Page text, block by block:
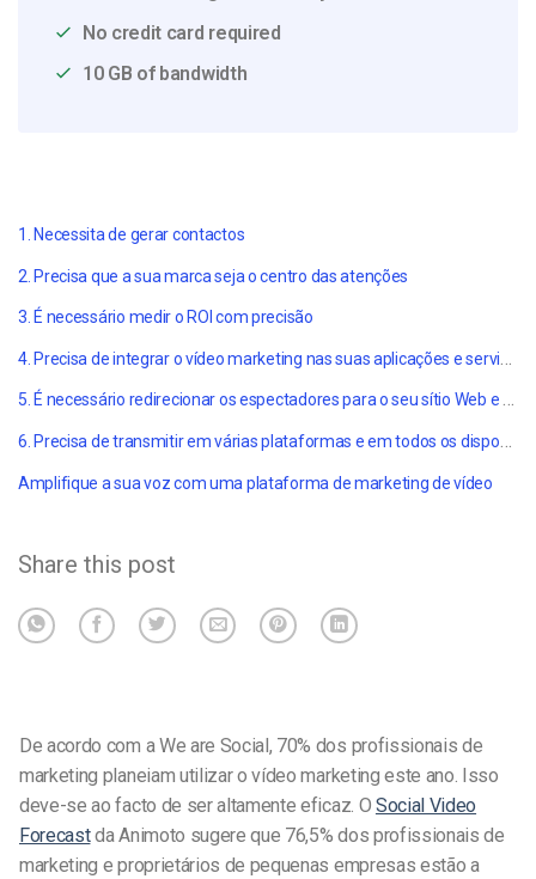
No credit card required
10 GB of bandwidth
1. Necessita de gerar contactos
2. Precisa que a sua marca seja o centro das atenções
3. É necessário medir o ROIcom precisão
5. É necessário redirecionar os espectadores para o seu sítio Web e maximizar a SEO
6. Precisa de transmitir em várias plataformas e em todos os dispositivos
Amplifique a sua voz com uma plataforma de marketing de vídeo
Share this post
De acordo com a We are Social, 70% dos profissionais de
marketing planeiam utilizar o vídeo marketing este ano. Isso
deve-se ao facto de ser altamente eficaz. O Social Video
Forecastda Animoto sugere que 76,5% dos profissionais de
marketing e proprietários de pequenas empresas estão a